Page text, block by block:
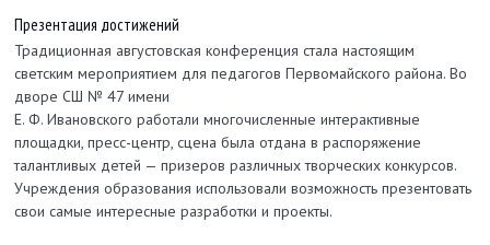
Презентация достижений
Традиционная августовская конференция стала настоящим
светским мероприятием для педагогов Первомайского района. Во
дворе СШ № 47 имени
Е. Ф. Ивановского работали многочисленные интер­активные
площадки, пресс-центр, сцена была отдана в распоряжение
талантливых детей — призеров различных творческих конкурсов.
Учреждения образования использовали возможность презентовать
свои самые интересные разработки и проекты.